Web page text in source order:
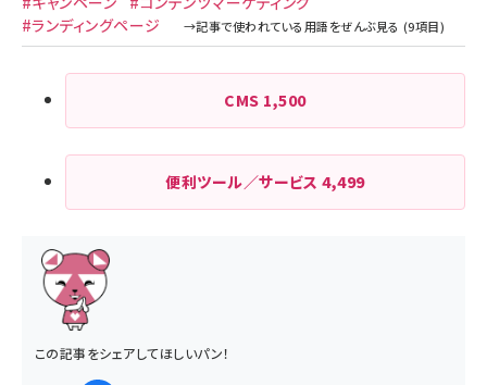
#ランディングページ
CMS 1,500
便利ツール／サービス4,499
この記事をシェアしてほしいパン！